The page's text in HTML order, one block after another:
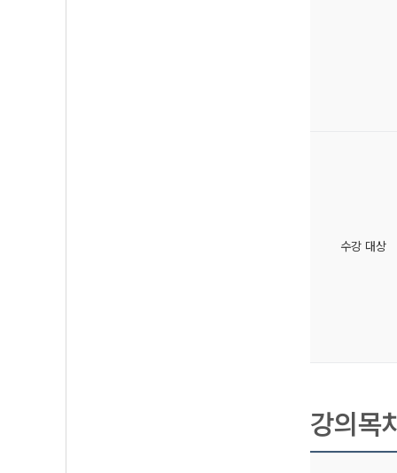
수강 대상
강의목